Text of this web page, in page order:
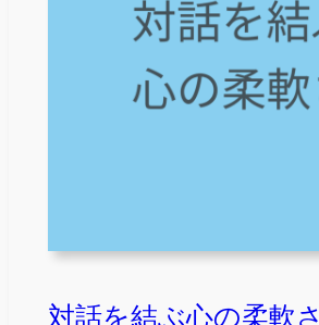
対話を結ぶ心の柔軟さ